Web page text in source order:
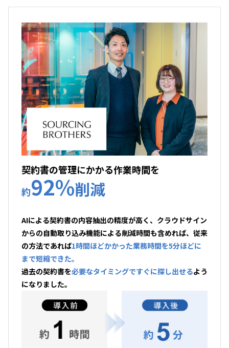
契約書の管理にかかる作業時間を
約92%削減
AIによる契約書の内容抽出の精度が高く、クラウドサイン
からの自動取り込み機能による削減時間も含めれば、従来
の方法であれば1時間ほどかかった業務時間を5分ほどに
まで短縮できた。
過去の契約書を必要なタイミングですぐに探し出せるよう
になりました。